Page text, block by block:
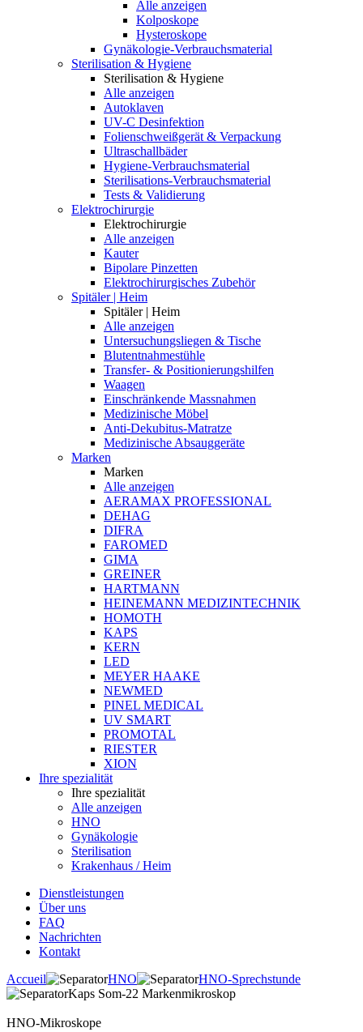
Alle anzeigen
Kolposkope
Hysteroskope
Gynäkologie-Verbrauchsmaterial
Sterilisation & Hygiene
Sterilisation & Hygiene
Alle anzeigen
Autoklaven
UV-C Desinfektion
Folienschweißgerät & Verpackung
Ultraschallbäder
Hygiene-Verbrauchsmaterial
Sterilisations-Verbrauchsmaterial
Tests & Validierung
Elektrochirurgie
Elektrochirurgie
Alle anzeigen
Kauter
Bipolare Pinzetten
Elektrochirurgisches Zubehör
Spitäler | Heim
Spitäler | Heim
Alle anzeigen
Untersuchungsliegen & Tische
Blutentnahmestühle
Transfer- & Positionierungshilfen
Waagen
Einschränkende Massnahmen
Medizinische Möbel
Anti-Dekubitus-Matratze
Medizinische Absauggeräte
Marken
Marken
Alle anzeigen
AERAMAX PROFESSIONAL
DEHAG
DIFRA
FAROMED
GIMA
GREINER
HARTMANN
HEINEMANN MEDIZINTECHNIK
HOMOTH
KAPS
KERN
LED
MEYER HAAKE
NEWMED
PINEL MEDICAL
UV SMART
PROMOTAL
RIESTER
XION
Ihre spezialität
Ihre spezialität
Alle anzeigen
HNO
Gynäkologie
Sterilisation
Krakenhaus / Heim
Dienstleistungen
Über uns
FAQ
Nachrichten
Kontakt
Accueil
HNO
HNO-Sprechstunde
Kaps Som-22 Markenmikroskop
HNO-Mikroskope